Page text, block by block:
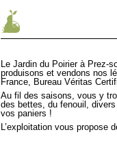
Le Jardin du Poirier à Prez-
produisons et vendons nos
France, Bureau Véritas
Au fil des saisons, vous y
des bettes, du fenouil,
vos paniers !
L’exploitation vous propose